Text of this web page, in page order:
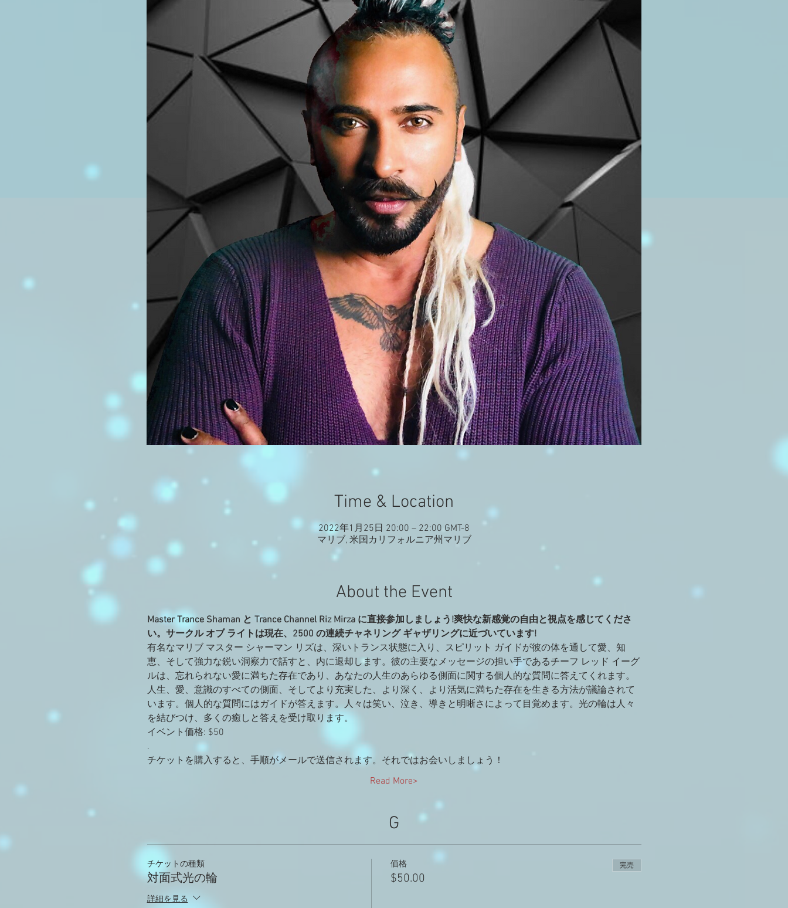
Time & Location
2022年1月25日 20:00 – 22:00 GMT-8
マリブ, 米国カリフォルニア州マリブ
About the Event
Master Trance Shaman と Trance Channel Riz Mirza に直接参加しましょう!爽快な新感覚の自由と視点を感じてくださ
い。サークル オブ ライトは現在、2500 の連続チャネリング ギャザリングに近づいています!
有名なマリブ マスター シャーマン リズは、深いトランス状態に入り、スピリット ガイドが彼の体を通して愛、知
恵、そして強力な鋭い洞察力で話すと、内に退却します。彼の主要なメッセージの担い手であるチーフ レッド イーグ
ルは、忘れられない愛に満ちた存在であり、あなたの人生のあらゆる側面に関する個人的な質問に答えてくれます。
人生、愛、意識のすべての側面、そしてより充実した、より深く、より活気に満ちた存在を生きる方法が議論されて
います。個人的な質問にはガイドが答えます。人々は笑い、泣き、導きと明晰さによって目覚めます。光の輪は人々
を結びつけ、多くの癒しと答えを受け取ります。
イベント価格: $50
.
チケットを購入すると、手順がメールで送信されます。それではお会いしましょう！
Read More>
G
チケットの種類
対面式光の輪
詳細を見る
価格
$50.00
完売